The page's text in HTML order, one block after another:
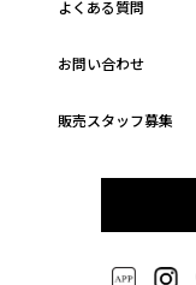
よくある質問
お問い合わせ
販売スタッフ募集